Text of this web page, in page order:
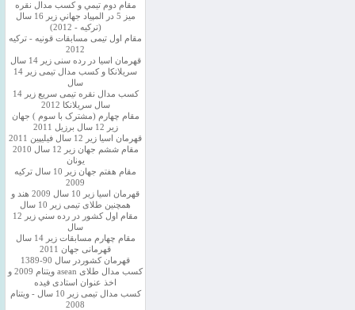
مقام دوم تيمي و كسب مدال نقره
ميز 5 در المپياد جهاني زير 16 سال
(تركيه - 2012)
مقام اول تیمی مسابقات قونیه - ترکیه
2012
قهرمان اسیا در رده سنی زیر 14 سال
سريلانكا و کسب مدال تیمی زیر 14
سال
کسب مدال نقره تیمی سریع زیر 14
سال سریلانکا 2012
مقام چهارم (مشترک با سوم ) جهان
زیر 12 سال برزیل 2011
قهرمان اسيا زير 12 سال فیلیپین 2011
مقام ششم جهان زیر 12 سال 2010
یونان
مقام هفتم جهان زیر 10 سال ترکیه
2009
قهرمان اسيا زیر 10 سال 2009 هند و
همچنین طلای تیمی زیر 10 سال
مقام اول كشور در رده سني زير 12
سال
مقام چهارم مسابقات زیر 14 سال
قهرمانی جهان 2011
قهرمان کشوردر سال 90-1389
کسب مدال طلای asean ویتنام 2009 و
اخذ عنوان استادی فیده
کسب مدال تیمی زیر 10 سال - ویتنام
2008